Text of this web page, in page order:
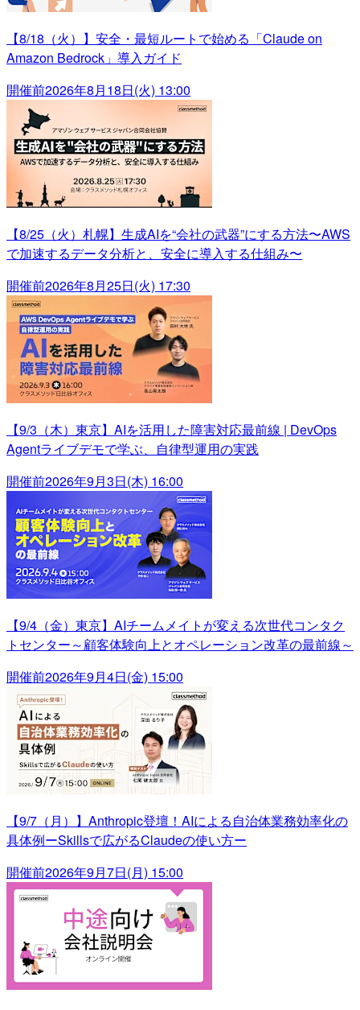
【8/18（火）】安全・最短ルートで始める「Claude on
Amazon Bedrock」導入ガイド
開催前2026年8月18日(火) 13:00
【8/25（火）札幌】生成AIを“会社の武器”にする方法〜AWS
で加速するデータ分析と、安全に導入する仕組み〜
開催前2026年8月25日(火) 17:30
【9/3（木）東京】AIを活用した障害対応最前線 | DevOps
Agentライブデモで学ぶ、自律型運用の実践
開催前2026年9月3日(木) 16:00
【9/4（金）東京】AIチームメイトが変える次世代コンタク
トセンター～顧客体験向上とオペレーション改革の最前線～
開催前2026年9月4日(金) 15:00
【9/7（月）】Anthropic登壇！AIによる自治体業務効率化の
具体例ーSkillsで広がるClaudeの使い方ー
開催前2026年9月7日(月) 15:00